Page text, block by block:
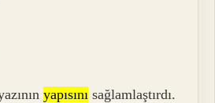
yapısını sağlamlaştırdı.